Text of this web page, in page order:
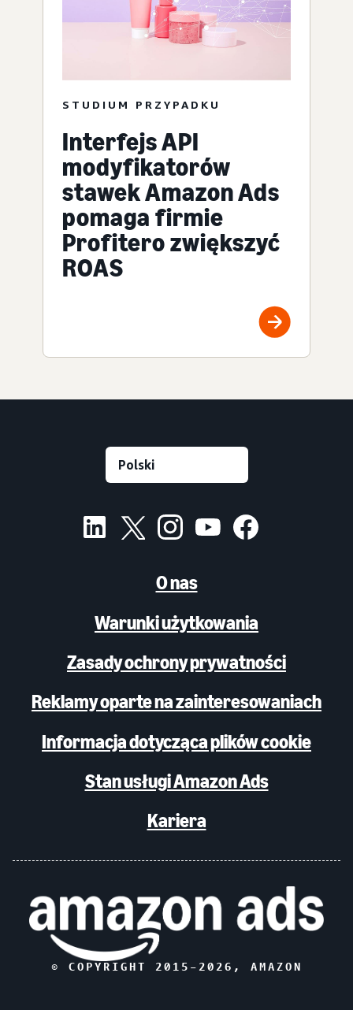
STUDIUM PRZYPADKU
Interfejs API
modyfikatorów
stawek Amazon Ads
pomaga firmie
Profitero zwiększyć
ROAS
O nas
Warunki użytkowania
Zasady ochrony prywatności
Reklamy oparte na zainteresowaniach
Informacja dotycząca plików cookie
Stan usługi Amazon Ads
Kariera
© COPYRIGHT 2015– 2026 , AMAZON